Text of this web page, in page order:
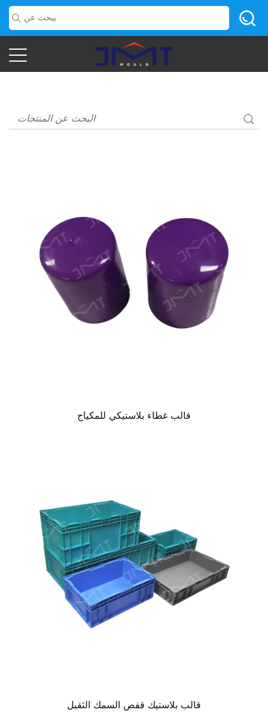
قالب غطاء بلاستيكي للمكياج
قالب بلاستيك قفص السمك الثقيل